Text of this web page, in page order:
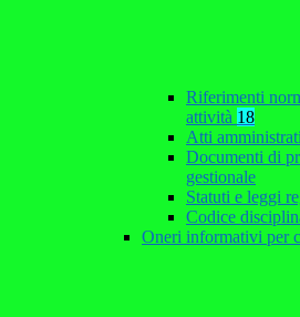
Riferimenti
attività 18
Atti
Documenti di
gestionale
Statuti e leggi
Codice
Oneri informativi per